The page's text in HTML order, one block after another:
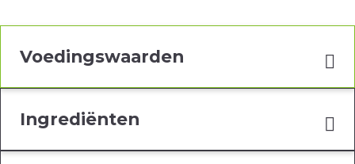
Voedingswaarden
Ingrediënten